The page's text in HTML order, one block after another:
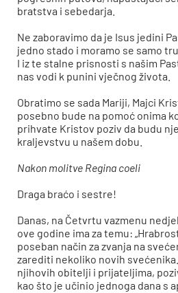
bratstva i sebedarja.
Ne zaboravimo da je Isus jedini
jedno stado i moramo se samo
I iz te stalne prisnosti s našim
nas vodi k punini vječnog života.
Obratimo se sada Mariji, Majci
posebno bude na pomoć onima
prihvate Kristov poziv da budu
kraljevstvu u našem dobu.
Nakon molitve Regina coeli
Draga braćo i sestre!
Danas, na Četvrtu vazmenu
ove godine ima za temu:
poseban način za zvanja na
zarediti nekoliko novih
njihovih obitelji i prijateljima,
kao što je učinio jednoga dana s